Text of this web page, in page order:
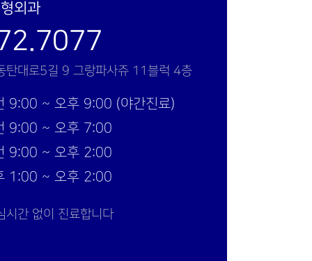
외과
탄대로5길 9 그랑파사쥬 11블럭 4층
9:00 ~ 오후 9:00 (야간진료)
9:00 ~ 오후 7:00
9:00 ~ 오후 2:00
1:00 ~ 오후 2:00
간 없이 진료합니다